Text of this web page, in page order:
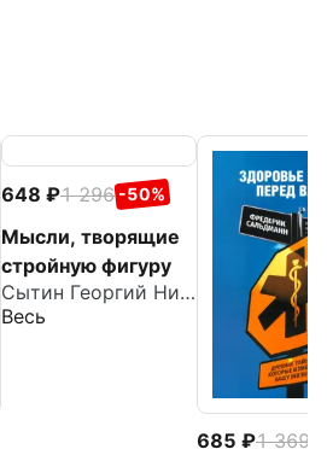
648 1 296 -50%
Мысли, творящие
стройную фигуру
Сытин Георгий Николаевич
Весь
685 1 369